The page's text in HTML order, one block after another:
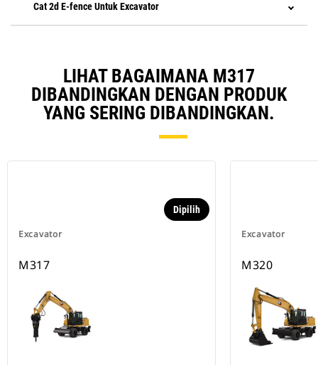
Cat 2d E-fence Untuk Excavator
LIHAT BAGAIMANA M317
DIBANDINGKAN DENGAN PRODUK
YANG SERING DIBANDINGKAN.
Excavator
Dipilih
M317
Excavator
M320